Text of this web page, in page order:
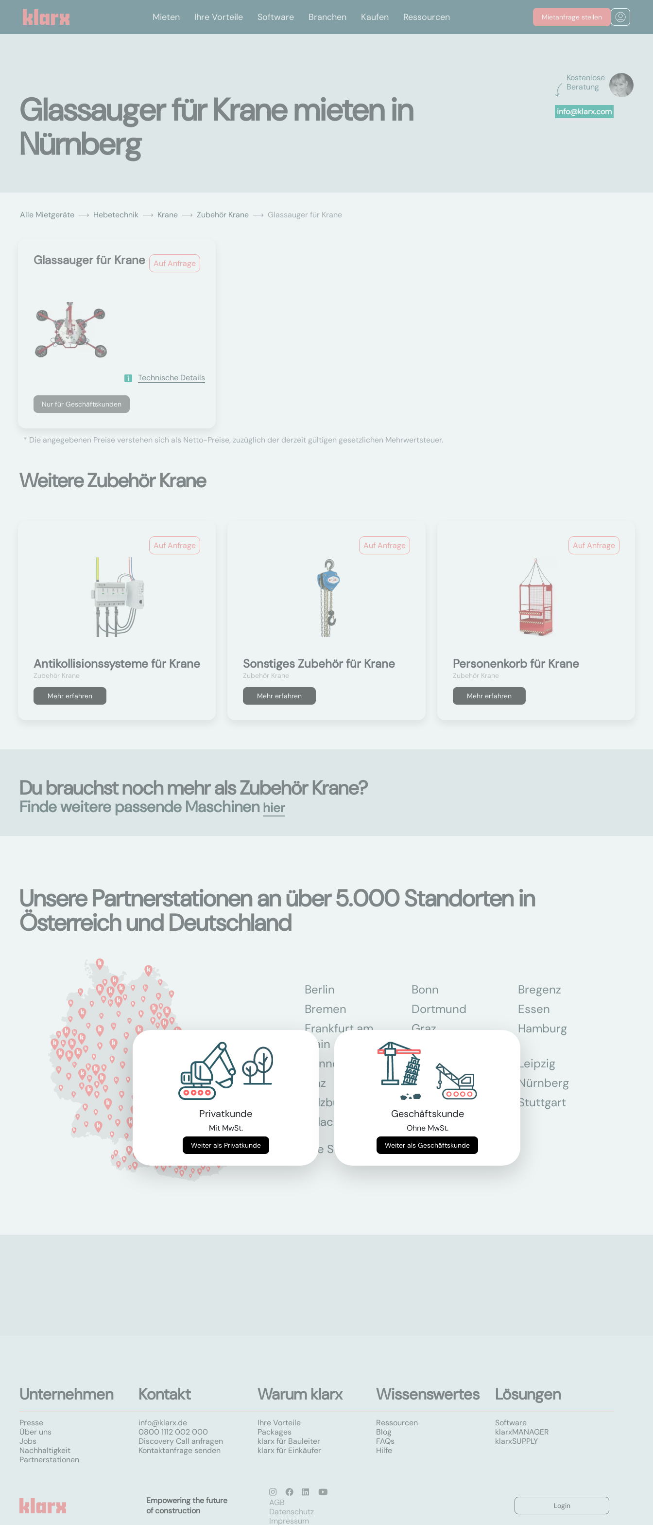
Mieten Ihre Vorteile Software Branchen Kaufen Ressourcen Mietanfrage stellen
Kostenlose
Beratung
info@klarx.com
Glassauger für Krane mieten in
Nürnberg
Alle Mietgeräte Hebetechnik Krane Zubehör Krane Glassauger für Krane
Auf Anfrage
Glassauger für Krane
Technische Details
Nur für Geschäftskunden
* Die angegebenen Preise verstehen sich als Netto-Preise, zuzüglich der derzeit gültigen gesetzlichen Mehrwertsteuer.
Weitere Zubehör Krane
Auf Anfrage
Antikollisionssysteme für Krane
Zubehör Krane
Mehr erfahren
Auf Anfrage
Sonstiges Zubehör für Krane
Zubehör Krane
Mehr erfahren
Auf Anfrage
Personenkorb für Krane
Zubehör Krane
Mehr erfahren
Du brauchst noch mehr als Zubehör Krane?
Finde weitere passende Maschinen hier
Unsere Partnerstationen an über 5.000 Standorten in
Österreich und Deutschland
Berlin Bonn
Bregenz
Bremen
Dortmund
Essen
Frankfurt am
Main
Graz Hamburg
Hannover Köln
Leipzig
Linz
München
Nürnberg
Salzburg
Steyr
Stuttgart
Villach
Wien
Alle Standorte
Unternehmen
Presse
Über uns
Jobs
Nachhaltigkeit
Partnerstationen
Kontakt
info@klarx.de
0800 1112 002 000
Discovery Call anfragen
Kontaktanfrage senden
Warum klarx
Ihre Vorteile
Packages
klarx für Bauleiter
klarx für Einkäufer
Wissenswertes
Ressourcen
Blog
FAQs
Hilfe
Lösungen
Software
klarxMANAGER
klarxSUPPLY
Empowering the future
of construction
AGB
Datenschutz
Impressum
Login
Privatkunde
Mit MwSt.
Weiter als Privatkunde
Geschäftskunde
Ohne MwSt.
Weiter als Geschäftskunde